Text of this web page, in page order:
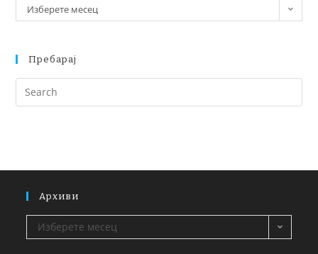
Изберете месец
Пребарај
Архиви
Изберете месец